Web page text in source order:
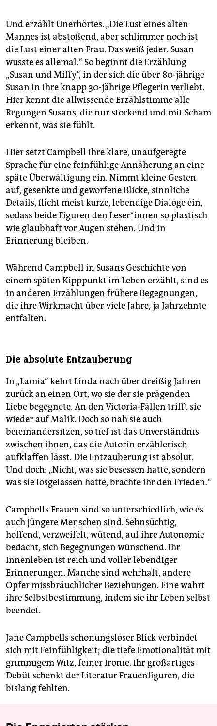
Und erzählt Unerhörtes. „Die Lust eines alten
Mannes ist abstoßend, aber schlimmer noch ist
die Lust einer alten Frau. Das weiß jeder. Susan
wusste es allemal.“ So beginnt die Erzählung
„Susan und Miffy“, in der sich die über 80-jährige
Susan in ihre knapp 30-jährige Pflegerin verliebt.
Hier kennt die allwissende Erzählstimme alle
Regungen Susans, die nur stockend und mit Scham
erkennt, was sie fühlt.
Hier setzt Campbell ihre klare, unaufgeregte
Sprache für eine feinfühlige Annäherung an eine
späte Überwältigung ein. Nimmt kleine Gesten
auf, gesenkte und geworfene Blicke, sinnliche
Details, flicht meist kurze, lebendige Dialoge ein,
sodass beide Figuren den Le­se­r*in­nen so plastisch
wie glaubhaft vor Augen stehen. Und in
Erinnerung bleiben.
Während Campbell in Su­sans Geschichte von
einem späten Kipppunkt im Leben erzählt, sind es
in anderen Erzählungen frühere Begegnungen,
die ihre Wirkmacht über viele Jahre, ja Jahrzehnte
entfalten.
Die absolute Entzauberung
In „Lamia“ kehrt Linda nach über dreißig Jahren
zurück an einen Ort, wo sie der sie prägenden
Liebe begegnete. An den Victoria-Fällen trifft sie
wieder auf Malik. Doch so nah sie auch
beieinandersitzen, so tief ist das Unverständnis
zwischen ihnen, das die Autorin erzählerisch
aufklaffen lässt. Die Entzauberung ist absolut.
Und doch: „Nicht, was sie besessen hatte, sondern
was sie losgelassen hatte, brachte ihr den Frieden.“
Campbells Frauen sind so unterschiedlich, wie es
auch jüngere Menschen sind. Sehnsüchtig,
hoffend, verzweifelt, wütend, auf ihre Autonomie
bedacht, sich Begegnungen wünschend. Ihr
Innenleben ist reich und voller lebendiger
Erinnerungen. Manche sind wehrhaft, andere
Opfer missbräuchlicher Beziehungen. Eine wahrt
ihre Selbstbestimmung, indem sie ihr Leben selbst
beendet.
Jane Campbells schonungsloser Blick verbindet
sich mit Feinfühligkeit; die tiefe Emotio­nalität mit
grimmigem Witz, feiner Ironie. Ihr großartiges
Debüt schenkt der Literatur Frauenfiguren, die
bislang fehlten.